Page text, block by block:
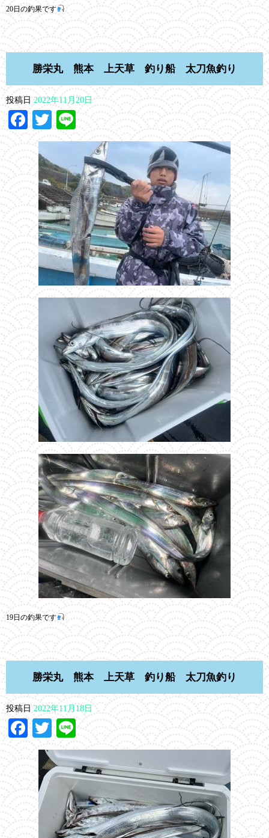
20日の釣果です
勝栄丸 熊本 上天草 釣り船 太刀魚釣り
投稿日 2022年11月20日
Facebook
TwitterLine
19日の釣果です
勝栄丸 熊本 上天草 釣り船 太刀魚釣り
投稿日 2022年11月18日
Facebook
Twitter
Line